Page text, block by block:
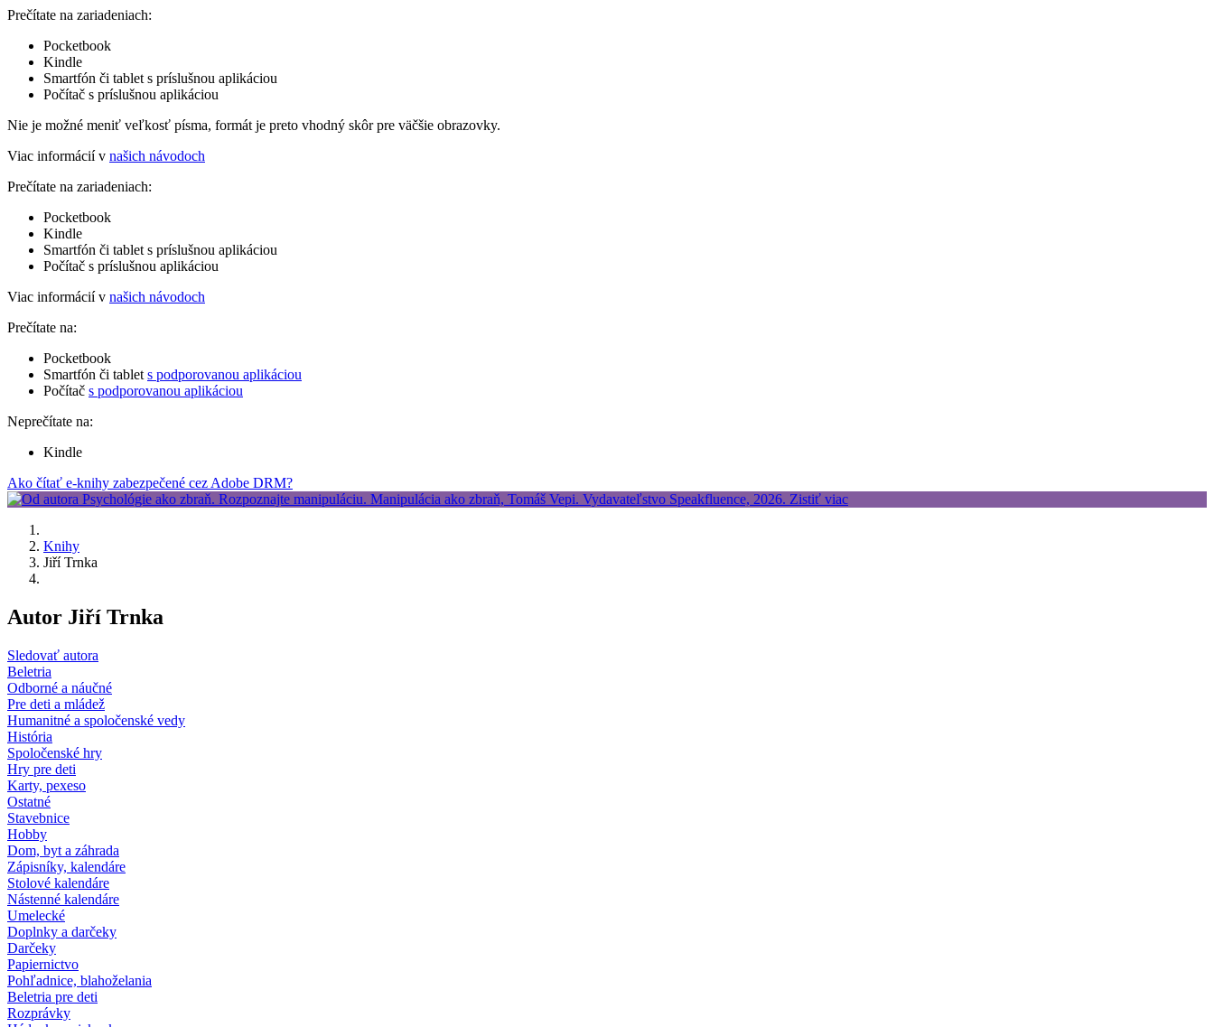
Prečítate na zariadeniach:
Pocketbook
Kindle
Smartfón či tablet s príslušnou aplikáciou
Počítač s príslušnou aplikáciou
Nie je možné meniť veľkosť písma, formát je preto vhodný skôr pre väčšie obrazovky.
Viac informácií v našich návodoch
Prečítate na zariadeniach:
Pocketbook
Kindle
Smartfón či tablet s príslušnou aplikáciou
Počítač s príslušnou aplikáciou
Viac informácií v našich návodoch
Prečítate na:
Pocketbook
Smartfón či tablet s podporovanou aplikáciou
Počítač s podporovanou aplikáciou
Neprečítate na:
Kindle
Ako čítať e-knihy zabezpečené cez Adobe DRM?
Knihy
Jiří Trnka
Autor Jiří Trnka
Sledovať autora
Beletria
Odborné a náučné
Pre deti a mládež
Humanitné a spoločenské vedy
História
Spoločenské hry
Hry pre deti
Karty, pexeso
Ostatné
Stavebnice
Hobby
Dom, byt a záhrada
Zápisníky, kalendáre
Stolové kalendáre
Nástenné kalendáre
Umelecké
Doplnky a darčeky
Darčeky
Papiernictvo
Pohľadnice, blahoželania
Beletria pre deti
Rozprávky